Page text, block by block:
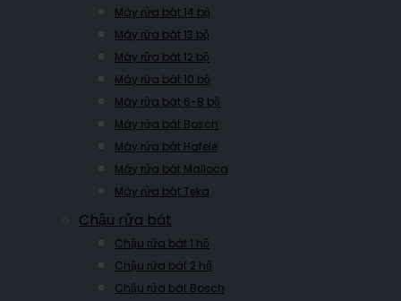
Máy rửa bát 14 bộ
Máy rửa bát 13 bộ
Máy rửa bát 12 bộ
Máy rửa bát 10 bộ
Máy rửa bát 6-8 bộ
Máy rửa bát Bosch
Máy rửa bát Hafele
Máy rửa bát Malloca
Máy rửa bát Teka
Chậu rửa bát
Chậu rửa bát 1 hố
Chậu rửa bát 2 hố
Chậu rửa bát Bosch